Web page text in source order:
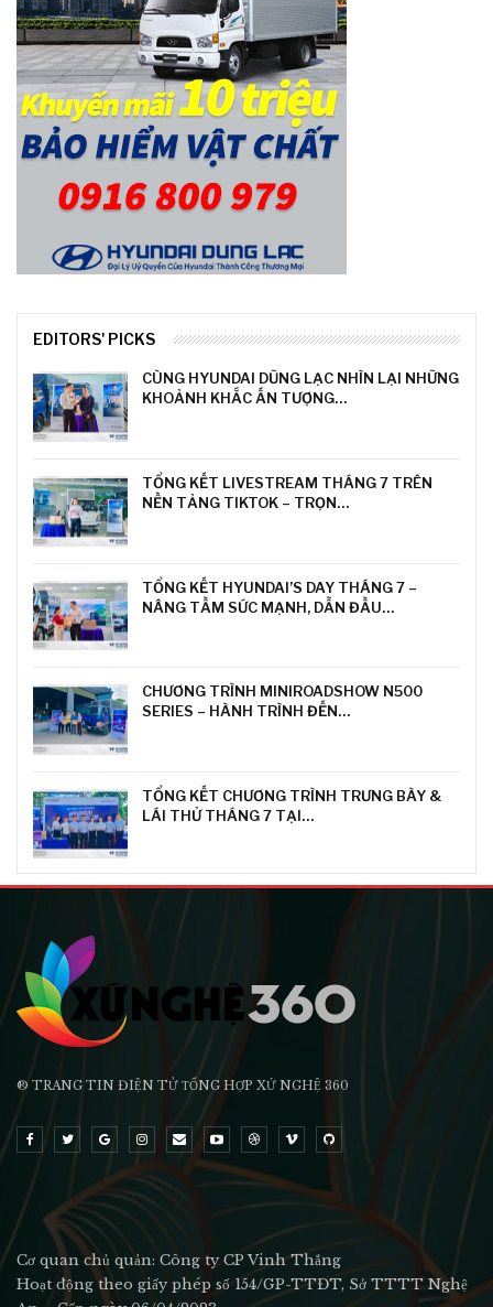
EDITORS' PICKS
CÙNG HYUNDAI DŨNG LẠC NHÌN LẠI NHỮNG
KHOẢNH KHẮC ẤN TƯỢNG…
TỔNG KẾT LIVESTREAM THÁNG 7 TRÊN
NỀN TẢNG TIKTOK – TRỌN…
TỔNG KẾT HYUNDAI’S DAY THÁNG 7 –
NÂNG TẦM SỨC MẠNH, DẪN ĐẦU…
CHƯƠNG TRÌNH MINIROADSHOW N500
SERIES – HÀNH TRÌNH ĐẾN…
TỔNG KẾT CHƯƠNG TRÌNH TRƯNG BÀY &
LÁI THỬ THÁNG 7 TẠI…
® TRANG TIN ĐIỆN TỬ ТỔNG HỢP XỨ NGHỆ 360
Cơ quan chủ quản: Công ty CP Vinh Thắng
Hoạt động theo giấy phép số 154/GP-TTĐT, Sở TTTT Nghệ